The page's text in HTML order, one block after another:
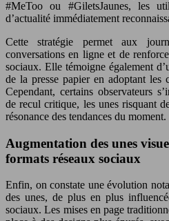
#MeToo ou #GiletsJaunes, les
d’actualité immédiatement
Cette stratégie permet aux
conversations en ligne et de
sociaux. Elle témoigne également
de la presse papier en adoptant les
Cependant, certains observateurs
de recul critique, les unes risquant
résonance des tendances du moment.
Augmentation des unes
formats réseaux sociaux
Enfin, on constate une évolution
des unes, de plus en plus
sociaux. Les mises en page